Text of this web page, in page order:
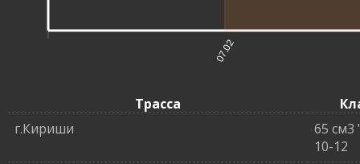
07.02
Трасса
г.Кириши
65
10-12